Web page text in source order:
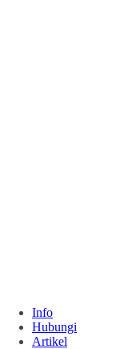
Info
Hubungi
Artikel